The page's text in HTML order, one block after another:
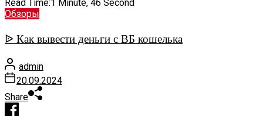
Read Time:1 Minute, 46 Second
Обзоры
ᐉ Как вывести деньги с ВБ кошелька
admin
20.09.2024
Share